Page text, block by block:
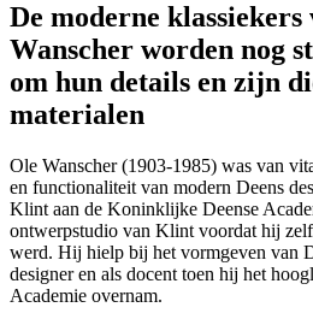
De moderne klassiekers
Wanscher worden nog
om hun details en zijn
materialen
Ole Wanscher (1903-1985) was van
en functionaliteit van modern Deens
Klint aan de Koninklijke Deense
ontwerpstudio van Klint voordat hij
werd. Hij hielp bij het vormgeven van
designer en als docent toen hij het
Academie overnam.